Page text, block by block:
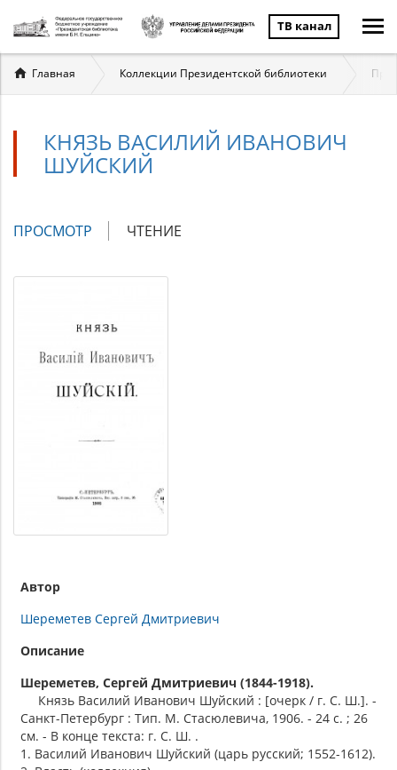
ТВ канал
Вы
здесь
Главная Коллекции Президентской библиотеки
КНЯЗЬ ВАСИЛИЙ ИВАНОВИЧ
ШУЙСКИЙ
Главные
ПРОСМОТР (АКТИВНАЯ
ЧТЕНИЕ
Автор
Шереметев Сергей Дмитриевич
Описание
Шереметев, Сергей Дмитриевич (1844-1918).
Князь Василий Иванович Шуйский : [очерк / г. С. Ш.]. -
Санкт-Петербург : Тип. М. Стасюлевича, 1906. - 24 с. ; 26
см. - В конце текста: г. С. Ш. .
1. Василий Иванович Шуйский (царь русский; 1552-1612).